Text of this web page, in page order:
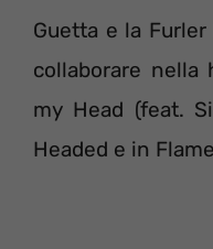
Guetta e la
collaborare nella
my Head (feat.
Headed e in